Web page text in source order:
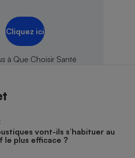
Cliquez ici
vont-ils s’habituer au
le plus efficace ?